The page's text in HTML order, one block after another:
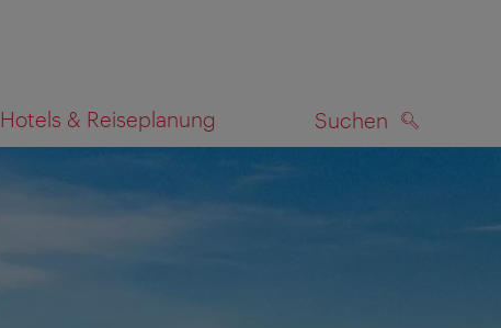
Hotels & Reiseplanung Suchen